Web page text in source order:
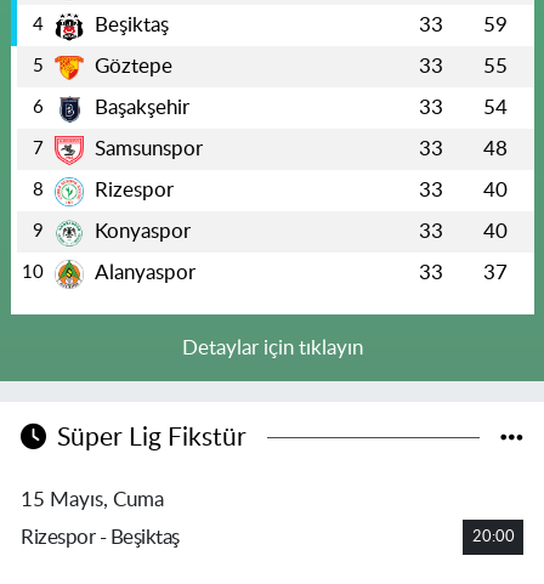
4 Beşiktaş 33 59
5 Göztepe 33 55
6 Başakşehir 33 54
7 Samsunspor 33 48
8 Rizespor 33 40
9 Konyaspor 33 40
10 Alanyaspor 33 37
Detaylar için tıklayın
Süper Lig Fikstür
15 Mayıs, Cuma
Rizespor - Beşiktaş
20:00